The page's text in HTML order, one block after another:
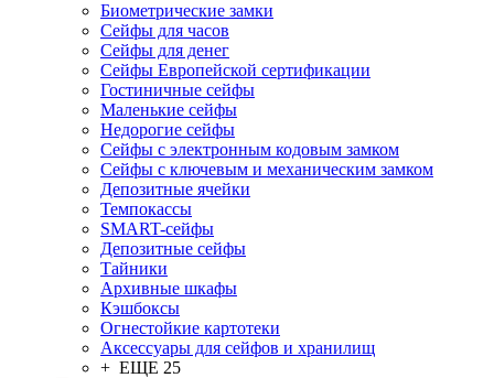
Биометрические замки
Сейфы для часов
Сейфы для денег
Сейфы Европейской сертификации
Гостиничные сейфы
Маленькие сейфы
Недорогие сейфы
Сейфы с электронным кодовым замком
Сейфы с ключевым и механическим замком
Депозитные ячейки
Темпокассы
SMART-сейфы
Депозитные сейфы
Тайники
Архивные шкафы
Кэшбоксы
Огнестойкие картотеки
Аксессуары для сейфов и хранилищ
+ ЕЩЕ 25